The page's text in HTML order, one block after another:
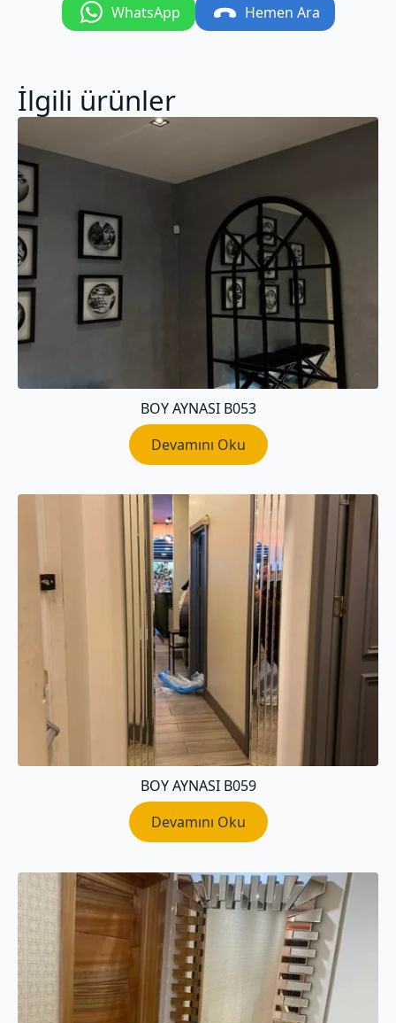
WhatsApp Hemen Ara
İlgili ürünler
BOY AYNASI B053
Devamını Oku
BOY AYNASI B059
Devamını Oku